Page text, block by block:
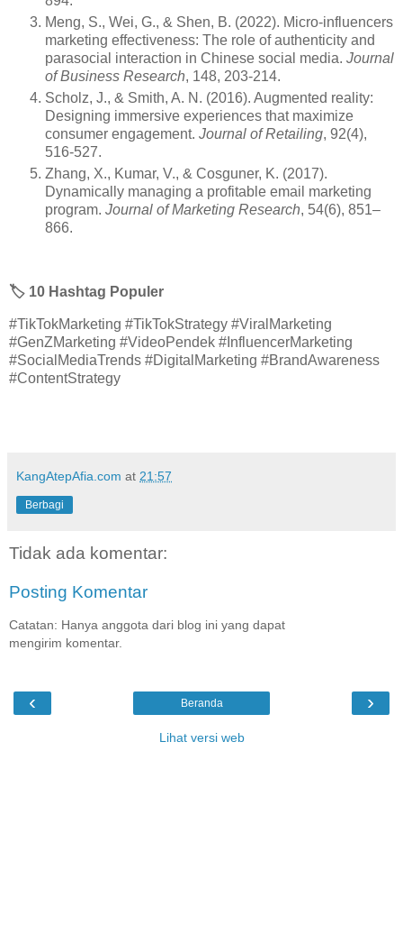
Meng, S., Wei, G., & Shen, B. (2022). Micro-influencers
marketing effectiveness: The role of authenticity and
parasocial interaction in Chinese social media. Journal
of Business Research, 148, 203-214.
Scholz, J., & Smith, A. N. (2016). Augmented reality:
Designing immersive experiences that maximize
consumer engagement. Journal of Retailing, 92(4),
516-527.
Zhang, X., Kumar, V., & Cosguner, K. (2017).
Dynamically managing a profitable email marketing
program. Journal of Marketing Research, 54(6), 851–
866.
🏷️ 10 Hashtag Populer
#TikTokMarketing #TikTokStrategy #ViralMarketing
#GenZMarketing #VideoPendek #InfluencerMarketing
#SocialMediaTrends #DigitalMarketing #BrandAwareness
#ContentStrategy
KangAtepAfia.com at 21:57
Berbagi
Tidak ada komentar:
Posting Komentar
Catatan: Hanya anggota dari blog ini yang dapat
mengirim komentar.
‹ ›
Beranda
Lihat versi web